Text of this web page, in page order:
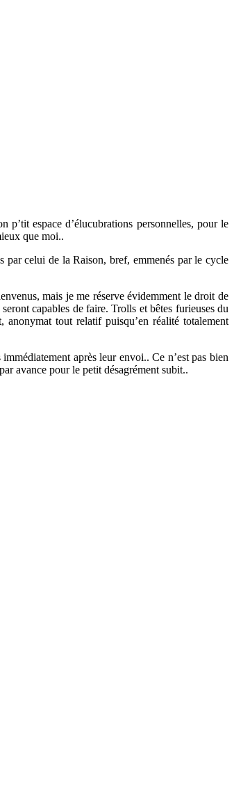
p’tit espace d’élucubrations personnelles, pour le
que moi..
par celui de la Raison, bref, emmenés par le cycle
mais je me réserve évidemment le droit de
capables de faire. Trolls et bêtes furieuses du
tout relatif puisqu’en réalité totalement
après leur envoi.. Ce n’est pas bien
avance pour le petit désagrément subit..